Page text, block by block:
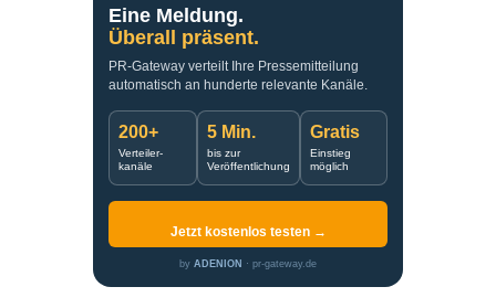
Eine Meldung.
Überall präsent.
PR-Gateway verteilt Ihre Pressemitteilung
automatisch an hunderte relevante Kanäle.
200+
Verteiler-
kanäle
5 Min.
bis zur
Veröffentlichung
Gratis
Einstieg
möglich
Jetzt kostenlos testen →
by ADENION · pr-gateway.de